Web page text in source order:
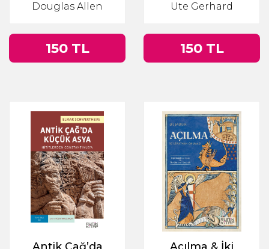
Douglas Allen
150 TL
Bir Hikaye
Ute Gerhard
150 TL
Antik Çağ’da
Açılma & İki